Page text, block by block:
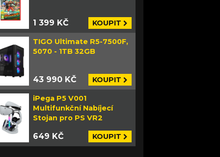
1 399 KČ KOUPIT
TIGO Ultimate R5-7500F,
5070 - 1TB 32GB
43 990 KČ KOUPIT
iPega P5 V001
Multifunkční Nabíjecí
Stojan pro PS VR2
649 KČ KOUPIT